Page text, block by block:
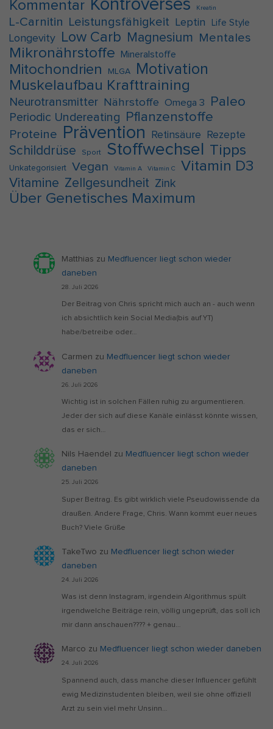
Kommentar Kontroverses Kreatin
L-Carnitin Leistungsfähigkeit Leptin Life Style
Longevity Low Carb Magnesium Mentales
Mikronährstoffe Mineralstoffe
Mitochondrien MLGA Motivation
Muskelaufbau Krafttraining
Neurotransmitter Nährstoffe Omega 3 Paleo
Periodic Undereating Pflanzenstoffe
Proteine Prävention Retinsäure Rezepte
Schilddrüse Sport Stoffwechsel Tipps
Unkategorisiert Vegan Vitamin A Vitamin C Vitamin D3
Vitamine Zellgesundheit Zink
Über Genetisches Maximum
Matthias zu Medfluencer liegt schon wieder
daneben
28. Juli 2026
Der Beitrag von Chris spricht mich auch an - auch wenn
ich absichtlich kein Social Media(bis auf YT)
habe/betreibe oder…
Carmen zu Medfluencer liegt schon wieder
daneben
26. Juli 2026
Wichtig ist in solchen Fällen ruhig zu argumentieren.
Jeder der sich auf diese Kanäle einlässt könnte wissen,
das er sich…
Nils Haendel zu Medfluencer liegt schon wieder
daneben
25. Juli 2026
Super Beitrag. Es gibt wirklich viele Pseudowissende da
draußen. Andere Frage, Chris. Wann kommt euer neues
Buch? Viele Grüße
TakeTwo zu Medfluencer liegt schon wieder
daneben
24. Juli 2026
Was ist denn Instagram, irgendein Algorithmus spült
irgendwelche Beiträge rein, völlig ungeprüft, das soll ich
mir dann anschauen???? + genau…
Marco zu Medfluencer liegt schon wieder daneben
24. Juli 2026
Spannend auch, dass manche dieser Influencer gefühlt
ewig Medizinstudenten bleiben, weil sie ohne offiziell
Arzt zu sein viel mehr Unsinn…